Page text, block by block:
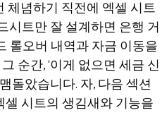
체념하기 직전에 엑셀 시트
시트만 잘 설계하면 은행 거
롤오버 내역과 자금 이동을
순간, ‘이게 없으면 세금 신
돌았습니다. 자, 다음 섹션
시트의 생김새와 기능을